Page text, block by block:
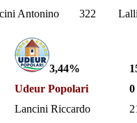
Antonino 322
3,44%
Udeur Popolari
0
Lancini Riccardo